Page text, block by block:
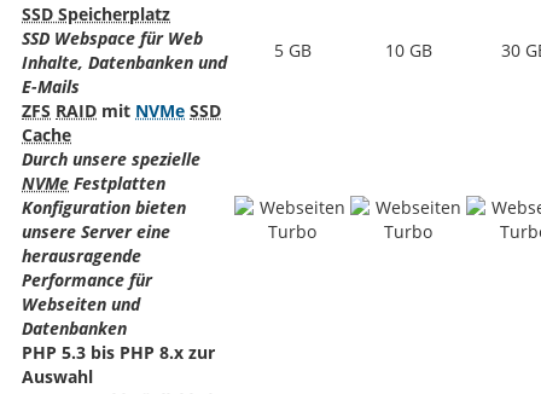
SSD Speicherplatz
SSD Webspace für Web
Inhalte, Datenbanken und
E-Mails
5 GB 10 GB 30
ZFS RAID mit NVMe SSD
Cache
Durch unsere spezielle
NVMe Festplatten
Konfiguration bieten
unsere Server eine
herausragende
Performance für
Webseiten und
Datenbanken
PHP 5.3 bis PHP 8.x zur
Auswahl